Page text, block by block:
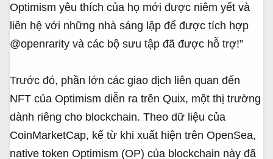
Optimism yêu thích của họ mới được niêm yết và
liên hệ với những nhà sáng lập để được tích hợp
@openrarity và các bộ sưu tập đã được hỗ trợ!”
Trước đó, phần lớn các giao dịch liên quan đến
NFT của Optimism diễn ra trên Quix, một thị trường
dành riêng cho blockchain. Theo dữ liệu của
CoinMarketCap, kể từ khi xuất hiện trên OpenSea,
native token Optimism (OP) của blockchain này đã